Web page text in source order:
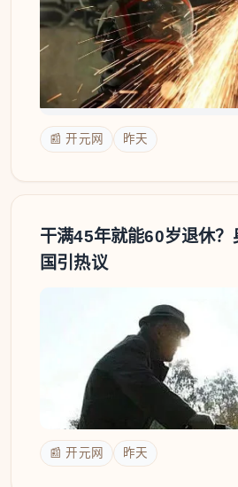
📰 开元网 昨天
干满45年就能60岁退休？
国引热议
📰 开元网 昨天